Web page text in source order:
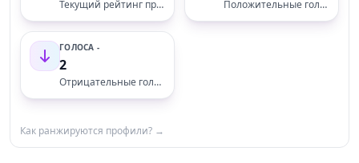
Текущий рейтинг профиля Положительные голоса
ГОЛОСА -
2
Отрицательные голоса
Как ранжируются профили? →